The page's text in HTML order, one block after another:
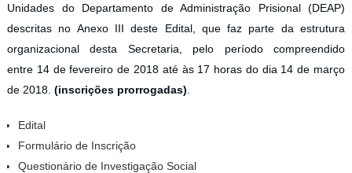
Unidades do Departamento de Administração Prisional (DEAP)
descritas no Anexo III deste Edital, que faz parte da estrutura
organizacional desta Secretaria, pelo período compreendido
entre 14 de fevereiro de 2018 até às 17 horas do dia 14 de março
de 2018. (inscrições prorrogadas)
Edital
Formulário de Inscrição
Questionário de Investigação Social